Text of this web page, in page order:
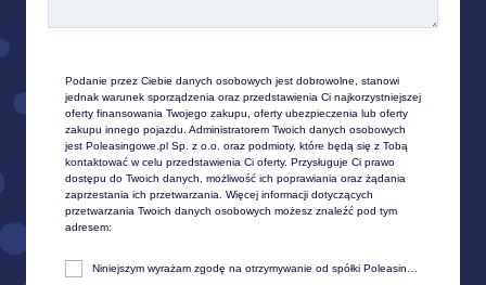
Podanie przez Ciebie danych osobowych jest dobrowolne, stanowi
jednak warunek sporządzenia oraz przedstawienia Ci najkorzystniejszej
oferty finansowania Twojego zakupu, oferty ubezpieczenia lub oferty
zakupu innego pojazdu. Administratorem Twoich danych osobowych
jest Poleasingowe.pl Sp. z o.o. oraz podmioty, które będą się z Tobą
kontaktować w celu przedstawienia Ci oferty. Przysługuje Ci prawo
dostępu do Twoich danych, możliwość ich poprawiania oraz żądania
zaprzestania ich przetwarzania. Więcej informacji dotyczących
przetwarzania Twoich danych osobowych możesz znaleźć pod tym
adresem: